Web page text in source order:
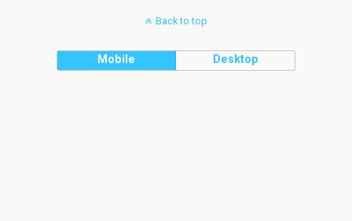
Back to top
Mobile Desktop